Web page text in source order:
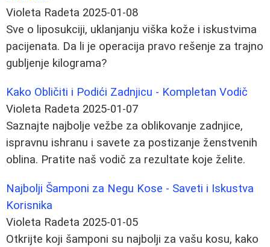
Violeta Radeta 2025-01-08
Sve o liposukciji, uklanjanju viška kože i iskustvima
pacijenata. Da li je operacija pravo rešenje za trajno
gubljenje kilograma?
Kako Obličiti i Podići Zadnjicu - Kompletan Vodič
Violeta Radeta 2025-01-07
Saznajte najbolje vežbe za oblikovanje zadnjice,
ispravnu ishranu i savete za postizanje ženstvenih
oblina. Pratite naš vodič za rezultate koje želite.
Najbolji Šamponi za Negu Kose - Saveti i Iskustva
Korisnika
Violeta Radeta 2025-01-05
Otkrijte koji šamponi su najbolji za vašu kosu, kako